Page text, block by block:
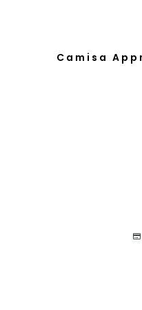
Camisa